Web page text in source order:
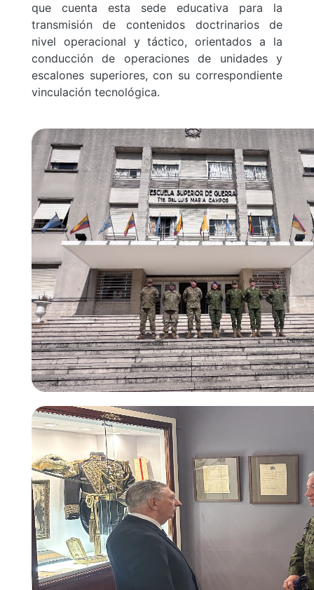
que cuenta esta sede educativa para la
transmisión de contenidos doctrinarios de
nivel operacional y táctico, orientados a la
conducción de operaciones de unidades y
escalones superiores, con su correspondiente
vinculación tecnológica.